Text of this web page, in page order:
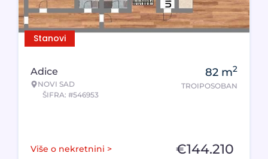
Stanovi
Adice
NOVI SAD
ŠIFRA: #546953
82 m2
TROIPOSOBAN
Više o nekretnini > €144.210